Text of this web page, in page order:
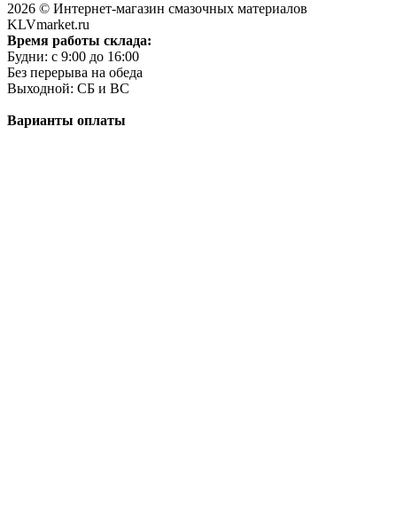
2026 © Интернет-магазин смазочных материалов
KLVmarket.ru
Время работы склада:
Будни: c 9:00 до 16:00
Без перерыва на обеда
Выходной: СБ и ВС
Варианты оплаты